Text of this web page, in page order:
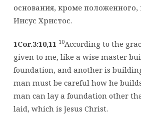
основания, кроме положенного,
Иисус Христос.
1Cor.3:10,11 10According to the
given to me, like a wise master
foundation, and another is
man must be careful how he
man can lay a foundation other
laid, which is Jesus Christ.